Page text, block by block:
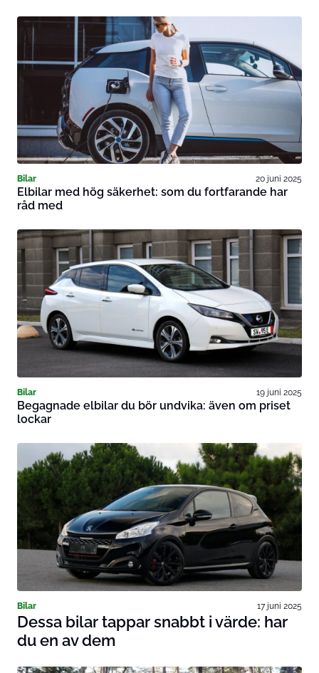
Bilar 20 juni 2025
Elbilar med hög säkerhet: som du fortfarande har
råd med
Bilar 19 juni 2025
Begagnade elbilar du bör undvika: även om priset
lockar
Bilar 17 juni 2025
Dessa bilar tappar snabbt i värde: har
du en av dem